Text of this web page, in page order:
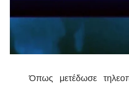
Όπως μετέδωσε